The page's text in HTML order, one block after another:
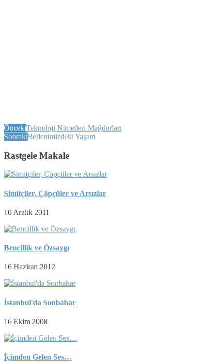
ÖncekiTeknoloji Nimetleri Mağdurları
SonrakiBedenimizdeki Yaşam
Rastgele Makale
Simitçiler, Çöpçüler ve Arsızlar
10 Aralık 2011
Bencillik ve Özsaygı
16 Haziran 2012
İstanbul'da Sonbahar
16 Ekim 2008
İçimden Gelen Ses…